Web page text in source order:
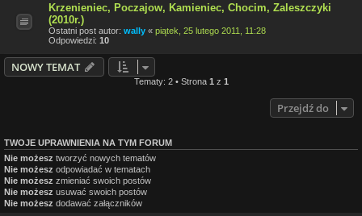
Krzenieniec, Poczajow, Kamieniec, Chocim, Zaleszczyki
(2010r.)
Ostatni post autor: wally « piątek, 25 lutego 2011, 11:28
Odpowiedzi: 10
NOWY TEMAT
Tematy: 2 • Strona 1 z 1
Przejdź do
TWOJE UPRAWNIENIA NA TYM FORUM
Nie możesz tworzyć nowych tematów
Nie możesz odpowiadać w tematach
Nie możesz zmieniać swoich postów
Nie możesz usuwać swoich postów
Nie możesz dodawać załączników